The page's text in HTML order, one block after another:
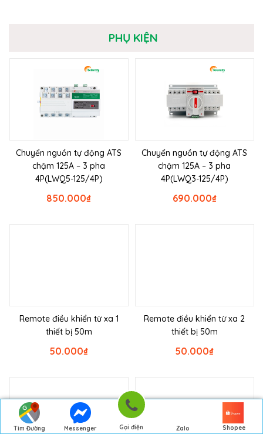
Tìm Đường
Messenger Gọi điện Zalo Shopee
PHỤ KIỆN
Chuyển nguồn tự động ATS
chậm 125A – 3 pha
4P(LWQ5-125/4P)
₫
850.000
Chuyển nguồn tự động ATS
chậm 125A – 3 pha
4P(LWQ3-125/4P)
₫
690.000
Remote điều khiển từ xa 1
thiết bị 50m
₫
50.000
Remote điều khiển từ xa 2
thiết bị 50m
₫
50.000